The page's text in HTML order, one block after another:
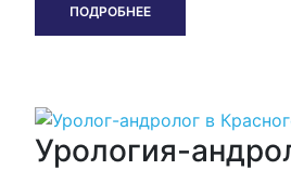
ПОДРОБНЕЕ
Урология-